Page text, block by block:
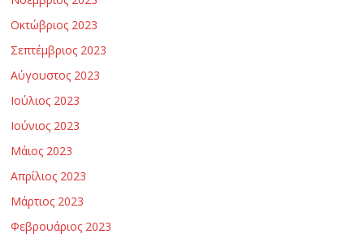
ε
χ
ν
ο
λ
Οκτώβριος 2023
Σεπτέμβριος 2023
Αύγουστος 2023
Ιούλιος 2023
Ιούνιος 2023
Μάιος 2023
Απρίλιος 2023
Μάρτιος 2023
Φεβρουάριος 2023